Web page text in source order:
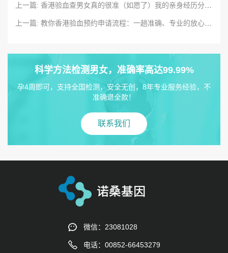
科学方法检测男女，准确率高达99.99%
孕4周即可，支持全国检测，安全无创，8年专业服务经验，不
准确退全款！
联系我们
微信：23081028
电话：00852-66453279